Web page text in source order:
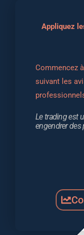
Appliquez
Commencez
suivant les
Le trading est
engendrer des